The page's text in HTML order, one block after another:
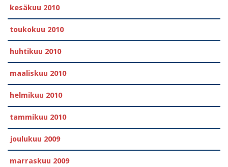
kesäkuu 2010
toukokuu 2010
huhtikuu 2010
maaliskuu 2010
helmikuu 2010
tammikuu 2010
joulukuu 2009
marraskuu 2009